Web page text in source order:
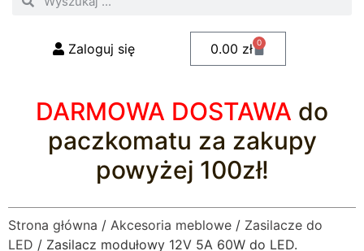
Zaloguj się 0.00 zł 0
DARMOWA DOSTAWA do
paczkomatu za zakupy
powyżej 100zł!
Strona główna / Akcesoria meblowe / Zasilacze do
LED / Zasilacz modułowy 12V 5A 60W do LED.